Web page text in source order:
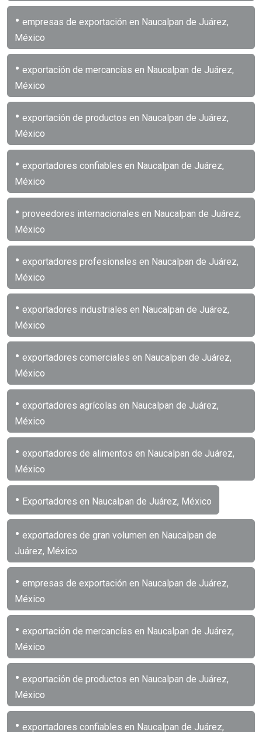
• empresas de exportación en Naucalpan de Juárez,
México
• exportación de mercancías en Naucalpan de Juárez,
México
• exportación de productos en Naucalpan de Juárez,
México
• exportadores confiables en Naucalpan de Juárez,
México
• proveedores internacionales en Naucalpan de Juárez,
México
• exportadores profesionales en Naucalpan de Juárez,
México
• exportadores industriales en Naucalpan de Juárez,
México
• exportadores comerciales en Naucalpan de Juárez,
México
• exportadores agrícolas en Naucalpan de Juárez,
México
• exportadores de alimentos en Naucalpan de Juárez,
México
• Exportadores en Naucalpan de Juárez, México
• exportadores de gran volumen en Naucalpan de
Juárez, México
• empresas de exportación en Naucalpan de Juárez,
México
• exportación de mercancías en Naucalpan de Juárez,
México
• exportación de productos en Naucalpan de Juárez,
México
• exportadores confiables en Naucalpan de Juárez,